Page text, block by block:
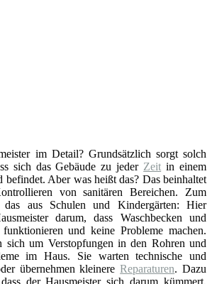
im Detail? Grundsätzlich sorgt solch
sich das Gebäude zu jeder Zeit in einem
befindet. Aber was heißt das? Das beinhaltet
von sanitären Bereichen. Zum
aus Schulen und Kindergärten: Hier
darum, dass Waschbecken und
und keine Probleme machen.
sich um Verstopfungen in den Rohren und
im Haus. Sie warten technische und
übernehmen kleinereReparaturen. Dazu
der Hausmeister sich darum kümmert,